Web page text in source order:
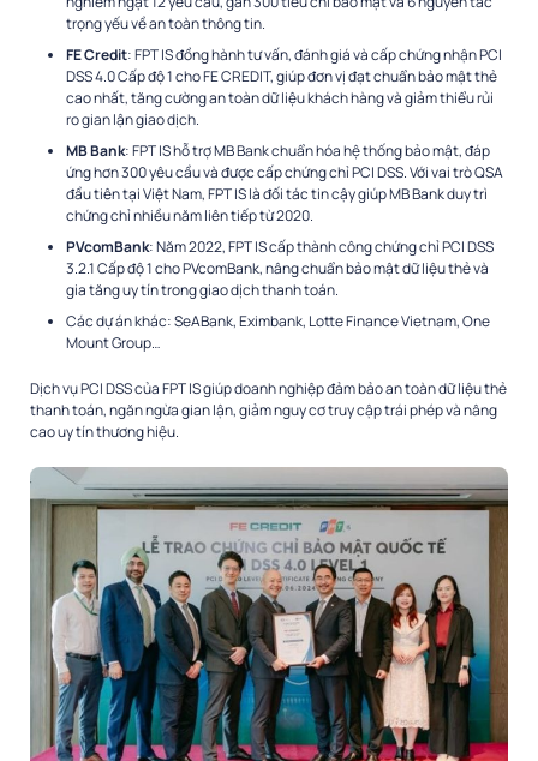
trọng yếu về an toàn thông tin.
FE Credit: FPT IS đồng hành tư vấn, đánh giá và cấp chứng nhận PCI
DSS 4.0 Cấp độ 1 cho FE CREDIT, giúp đơn vị đạt chuẩn bảo mật thẻ
cao nhất, tăng cường an toàn dữ liệu khách hàng và giảm thiểu rủi
ro gian lận giao dịch.
MB Bank: FPT IS hỗ trợ MB Bank chuẩn hóa hệ thống bảo mật, đáp
ứng hơn 300 yêu cầu và được cấp chứng chỉ PCI DSS. Với vai trò QSA
đầu tiên tại Việt Nam, FPT IS là đối tác tin cậy giúp MB Bank duy trì
chứng chỉ nhiều năm liên tiếp từ 2020.
PVcomBank: Năm 2022, FPT IS cấp thành công chứng chỉ PCI DSS
3.2.1 Cấp độ 1 cho PVcomBank, nâng chuẩn bảo mật dữ liệu thẻ và
gia tăng uy tín trong giao dịch thanh toán.
Các dự án khác: SeABank, Eximbank, Lotte Finance Vietnam, One
Mount Group…
Dịch vụ PCI DSS của FPT IS giúp doanh nghiệp đảm bảo an toàn dữ liệu thẻ
thanh toán, ngăn ngừa gian lận, giảm nguy cơ truy cập trái phép và nâng
cao uy tín thương hiệu.